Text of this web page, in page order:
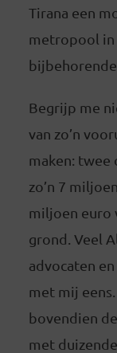
Tirana een
metropool in
Begrijp me
van zo’n
maken: twee
zo’n 7
miljoen euro
grond. Veel
advocaten
met mij
bovendien
met